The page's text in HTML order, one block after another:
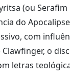
(ou Serafim
do
com
Clawfinger, o
letras